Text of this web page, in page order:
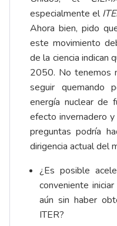
especialmente el
Ahora bien, pido
este movimiento
de la ciencia indican
2050. No tenemos
seguir quemando
energía nuclear de
efecto invernadero
preguntas podría
dirigencia actual del
¿Es posible
conveniente
aún sin haber
ITER?